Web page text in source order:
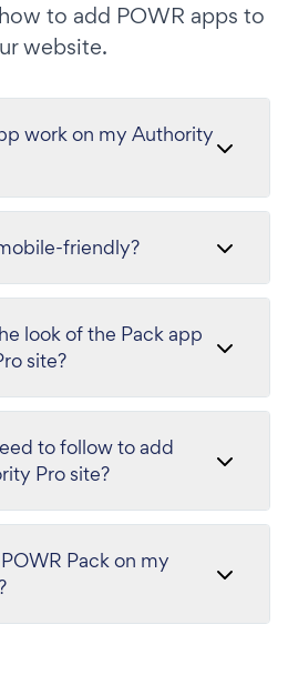
to add POWR apps to
website.
work on my Authority
friendly?
look of the Pack app
site?
to follow to add
Pro site?
Pack on my